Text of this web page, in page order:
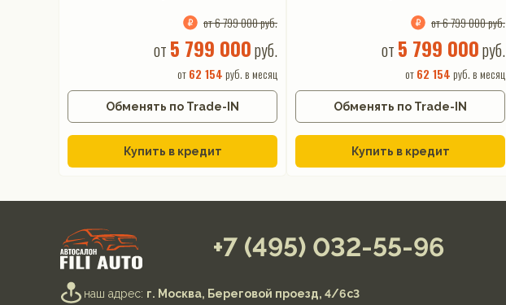
от 6 799 000 руб.
от 5 799 000руб.
от62 154 руб. в месяц
Обменять по Trade-IN
Купить в кредит
от 6 799 000 руб.
от 5 799 000руб.
от62 154 руб. в месяц
Обменять по Trade-IN
Купить в кредит
+7 (495) 032-55-96
наш адрес: г. Москва, Береговой проезд, 4/6с3